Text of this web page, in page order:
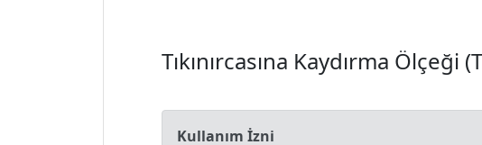
Tıkınırcasına Kaydırma Ölçeği
Kullanım İzni